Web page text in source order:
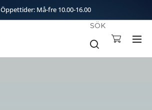
Öppettider: Må-fre 10.00-16.00
SÖK